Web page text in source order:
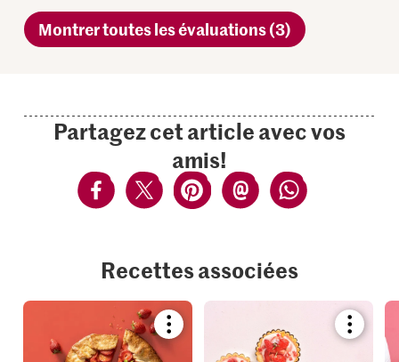
Montrer toutes les évaluations (3)
Partagez cet article avec vos
amis!
Recettes associées
Bookmark
recipe
recipe